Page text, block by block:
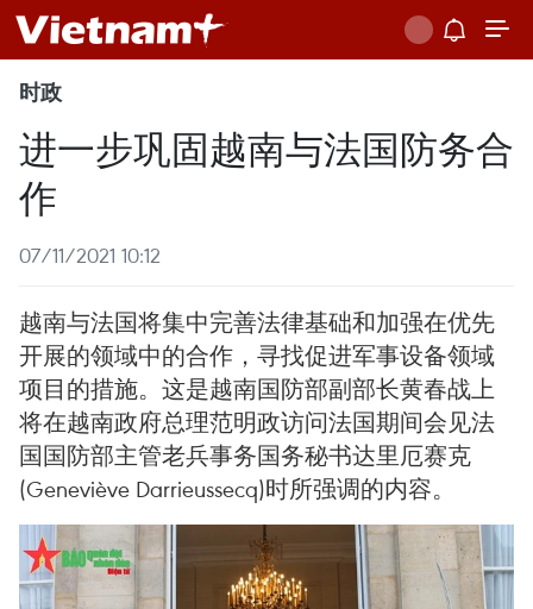
时政
进一步巩固越南与法国防务合
作
07/11/2021 10:12
越南与法国将集中完善法律基础和加强在优先
开展的领域中的合作，寻找促进军事设备领域
项目的措施。这是越南国防部副部长黄春战上
将在越南政府总理范明政访问法国期间会见法
国国防部主管老兵事务国务秘书达里厄赛克
(Geneviève Darrieussecq)时所强调的内容。